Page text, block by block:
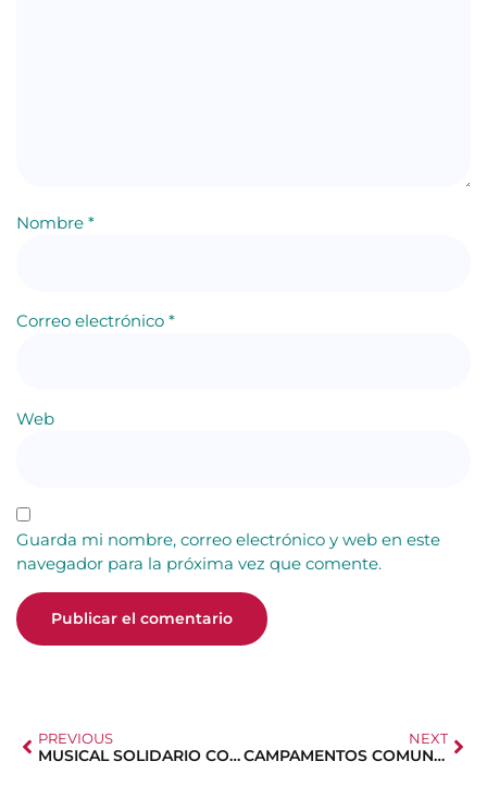
Nombre *
Correo electrónico *
Web
Guarda mi nombre, correo electrónico y web en este
navegador para la próxima vez que comente.
PREVIOUS
MUSICAL SOLIDARIO CON AFASAME
NEXT
CAMPAMENTOS COMUNIDAD DE MADRID 2025